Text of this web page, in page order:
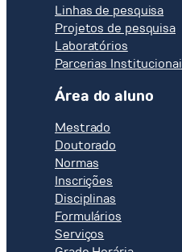
Linhas de pesquisa
Projetos de pesquisa
Laboratórios
Parcerias
Área do aluno
Mestrado
Doutorado
Normas
Inscrições
Disciplinas
Formulários
Serviços